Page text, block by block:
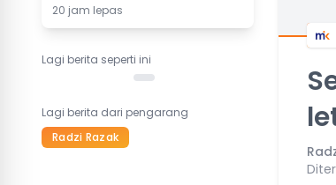
20 jam lepas
Lagi berita seperti ini
Lagi berita dari pengarang
Radzi Razak